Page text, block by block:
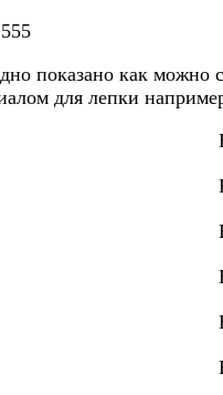
555
показано как
для лепки